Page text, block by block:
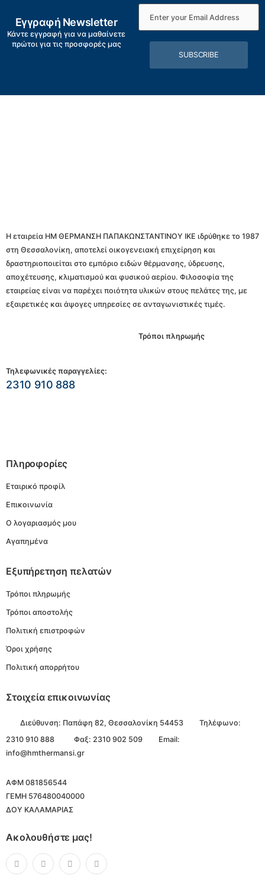
Εγγραφή Newsletter
Κάντε εγγραφή για να μαθαίνετε
πρώτοι για τις προσφορές μας
SUBSCRIBE
Η εταιρεία ΗΜ ΘΕΡΜΑΝΣΗ ΠΑΠΑΚΩΝΣΤΑΝΤΙΝΟΥ ΙΚΕ ιδρύθηκε το 1987
στη Θεσσαλονίκη, αποτελεί οικογενειακή επιχείρηση και
δραστηριοποιείται στο εμπόριο ειδών θέρμανσης, ύδρευσης,
αποχέτευσης, κλιματισμού και φυσικού αερίου. Φιλοσοφία της
εταιρείας είναι να παρέχει ποιότητα υλικών στους πελάτες της, με
εξαιρετικές και άψογες υπηρεσίες σε ανταγωνιστικές τιμές.
Τηλεφωνικές παραγγελίες:
2310 910 888
Τρόποι πληρωμής
Πληροφορίες
Εταιρικό προφίλ
Επικοινωνία
Ο λογαριασμός μου
Αγαπημένα
Εξυπήρετηση πελατών
Τρόποι πληρωμής
Τρόποι αποστολής
Πολιτική επιστροφών
Όροι χρήσης
Πολιτική απορρήτου
Στοιχεία επικοινωνίας
Διεύθυνση: Παπάφη 82, Θεσσαλονίκη 54453
Τηλέφωνο:
2310 910 888
Φαξ: 2310 902 509
Email:
info@hmthermansi.gr
ΑΦΜ 081856544
ΓΕΜΗ 576480040000
ΔΟΥ ΚΑΛΑΜΑΡΙΑΣ
Ακολουθήστε μας!